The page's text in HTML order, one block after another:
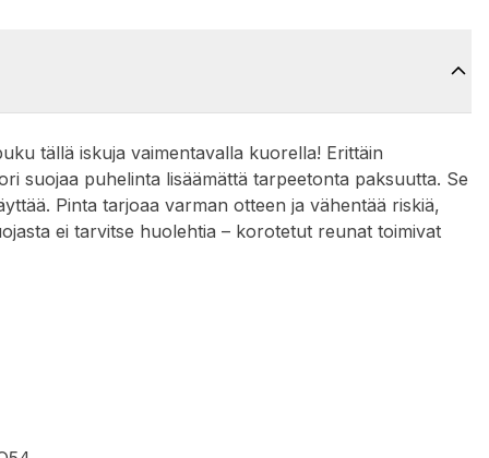
tällä iskuja vaimentavalla kuorella! Erittäin
suojaa puhelinta lisäämättä tarpeetonta paksuutta. Se
Pinta tarjoaa varman otteen ja vähentää riskiä,
ei tarvitse huolehtia – korotetut reunat toimivat